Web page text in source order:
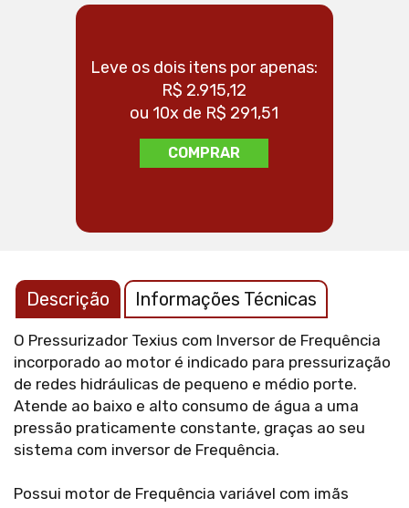
Leve os dois itens por apenas:
R$ 2.915,12
ou 10x de R$ 291,51
COMPRAR
Descrição Informações Técnicas
O Pressurizador Texius com Inversor de Frequência
incorporado ao motor é indicado para pressurização
de redes hidráulicas de pequeno e médio porte.
Atende ao baixo e alto consumo de água a uma
pressão praticamente constante, graças ao seu
sistema com inversor de Frequência.
Possui motor de Frequência variável com imãs